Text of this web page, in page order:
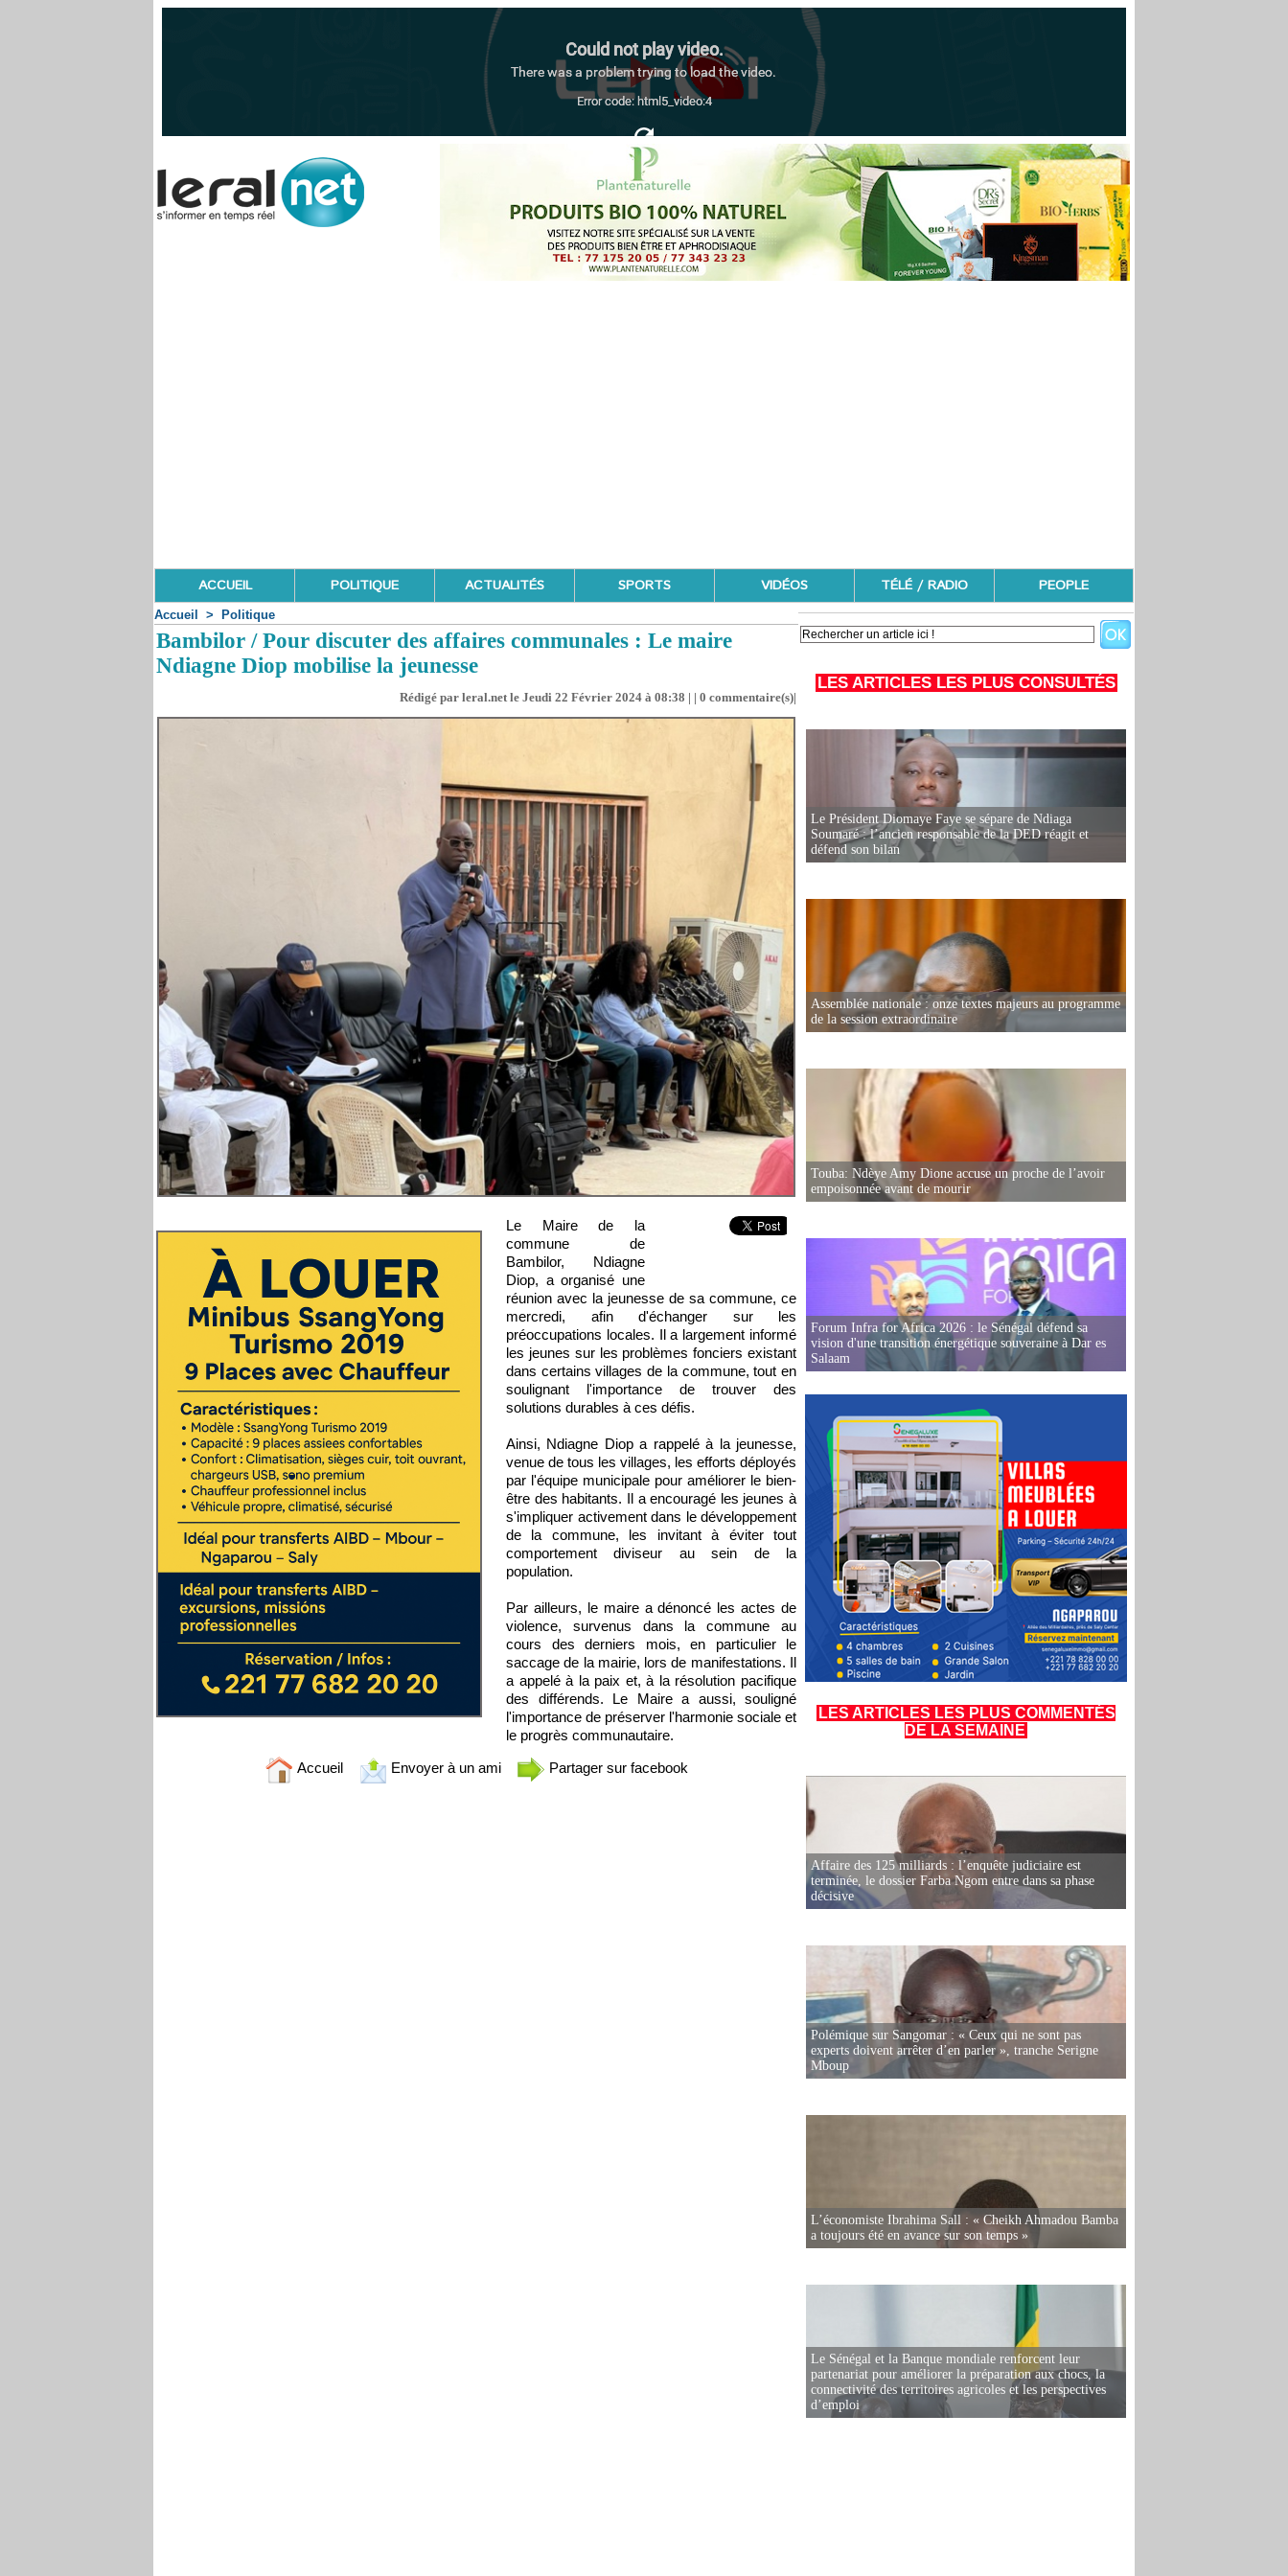
ACCUEIL POLITIQUE ACTUALITÉS SPORTS VIDÉOS TÉLÉ / RADIO PEOPLE
Accueil > Politique
Bambilor / Pour discuter des affaires communales : Le maire
Ndiagne Diop mobilise la jeunesse
Rédigé par leral.net le Jeudi 22 Février 2024 à 08:38 | | 0 commentaire(s)|
Le Maire de la
commune de
Bambilor, Ndiagne
Diop, a organisé une
réunion avec la jeunesse de sa commune, ce
mercredi, afin d'échanger sur les
préoccupations locales. Il a largement informé
les jeunes sur les problèmes fonciers existant
dans certains villages de la commune, tout en
soulignant l'importance de trouver des
solutions durables à ces défis.
Ainsi, Ndiagne Diop a rappelé à la jeunesse,
venue de tous les villages, les efforts déployés
par l'équipe municipale pour améliorer le bien-
être des habitants. Il a encouragé les jeunes à
s'impliquer activement dans le développement
de la commune, les invitant à éviter tout
comportement diviseur au sein de la
population.
Par ailleurs, le maire a dénoncé les actes de
violence, survenus dans la commune au
cours des derniers mois, en particulier le
saccage de la mairie, lors de manifestations. Il
a appelé à la paix et, à la résolution pacifique
des différends. Le Maire a aussi, souligné
l'importance de préserver l'harmonie sociale et
le progrès communautaire.
Accueil Envoyer à un ami Partager sur facebook
LES ARTICLES LES PLUS CONSULTÉS
Le Président Diomaye Faye se sépare de Ndiaga
Soumaré : l’ancien responsable de la DED réagit et
défend son bilan
Assemblée nationale : onze textes majeurs au programme
de la session extraordinaire
Touba: Ndèye Amy Dione accuse un proche de l’avoir
empoisonnée avant de mourir
Forum Infra for Africa 2026 : le Sénégal défend sa
vision d'une transition énergétique souveraine à Dar es
Salaam
LES ARTICLES LES PLUS COMMENTÉS
DE LA SEMAINE
Affaire des 125 milliards : l’enquête judiciaire est
terminée, le dossier Farba Ngom entre dans sa phase
décisive
Polémique sur Sangomar : « Ceux qui ne sont pas
experts doivent arrêter d’en parler », tranche Serigne
Mboup
L’économiste Ibrahima Sall : « Cheikh Ahmadou Bamba
a toujours été en avance sur son temps »
Le Sénégal et la Banque mondiale renforcent leur
partenariat pour améliorer la préparation aux chocs, la
connectivité des territoires agricoles et les perspectives
d’emploi